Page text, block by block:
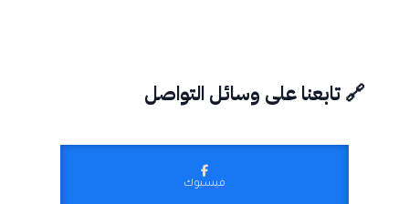
🔗 تابعنا على وسائل التواصل
فيسبوك